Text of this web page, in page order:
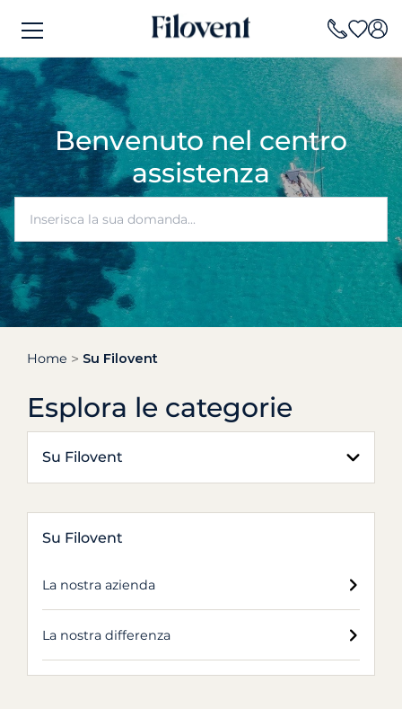
Benvenuto nel centro
assistenza
Home Su Filovent
Esplora le categorie
Su Filovent
Su Filovent
La nostra azienda
La nostra differenza